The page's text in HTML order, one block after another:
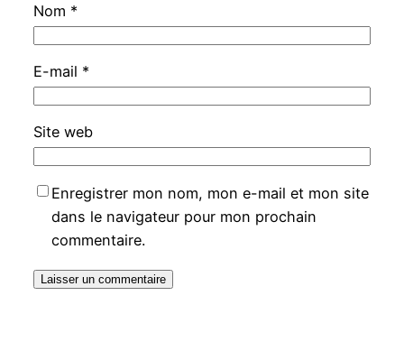
Nom *
E-mail *
Site web
Enregistrer mon nom, mon e-mail et mon site
dans le navigateur pour mon prochain
commentaire.